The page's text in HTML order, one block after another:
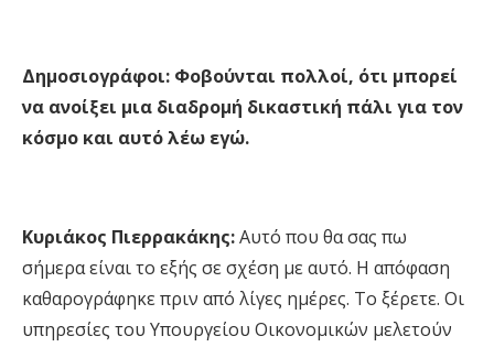
Δημοσιογράφοι: Φοβούνται πολλοί, ότι μπορεί
να ανοίξει μια διαδρομή δικαστική πάλι για τον
κόσμο και αυτό λέω εγώ.
Κυριάκος Πιερρακάκης:Αυτό που θα σας πω
σήμερα είναι το εξής σε σχέση με αυτό. Η απόφαση
καθαρογράφηκε πριν από λίγες ημέρες. Το ξέρετε. Οι
υπηρεσίες του Υπουργείου Οικονομικών μελετούν